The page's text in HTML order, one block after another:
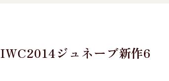
IWC2014ジュネーブ新作6